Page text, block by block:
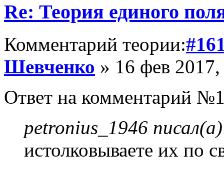
Re: Теория единого
Комментарий теории:
Шевченко » 16 фев
Ответ на комментарий
petronius_1946
истолковываете их по